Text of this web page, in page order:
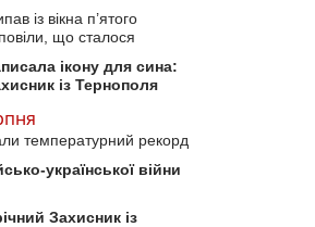
із вікна п’ятого
що сталося
ікону для сина:
із Тернополя
температурний рекорд
української війни
Захисник із